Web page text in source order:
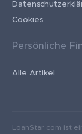
Cookies
Persönliche
Alle Artikel
LoanStar.com ist